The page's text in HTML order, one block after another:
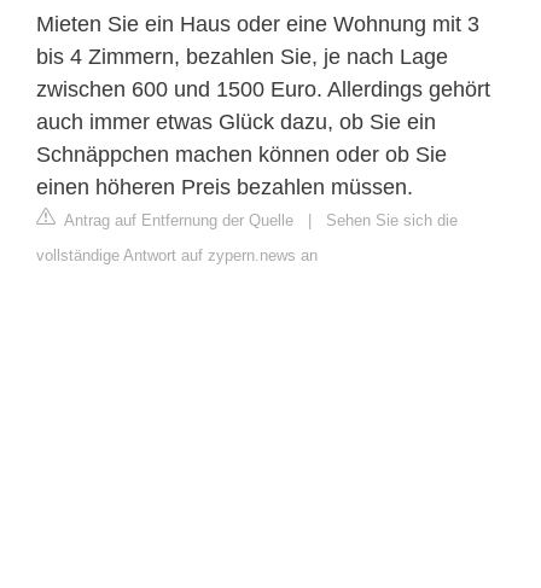
Mieten Sie ein Haus oder eine Wohnung mit 3
bis 4 Zimmern, bezahlen Sie, je nach Lage
zwischen 600 und 1500 Euro. Allerdings gehört
auch immer etwas Glück dazu, ob Sie ein
Schnäppchen machen können oder ob Sie
einen höheren Preis bezahlen müssen.
Antrag auf Entfernung der Quelle
Sehen Sie sich die
vollständige Antwort auf zypern.news an